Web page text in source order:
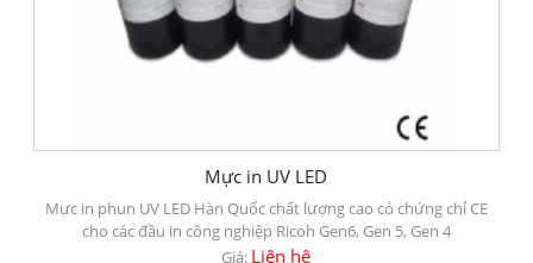
Mực in UV LED
Mực in phun UV LED Hàn Quốc chất lượng cao có chứng chỉ CE
cho các đầu in công nghiệp Ricoh Gen6, Gen 5, Gen 4
Giá: Liên hệ